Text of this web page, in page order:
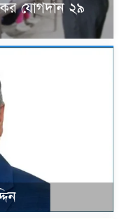
যোগদান ২৯